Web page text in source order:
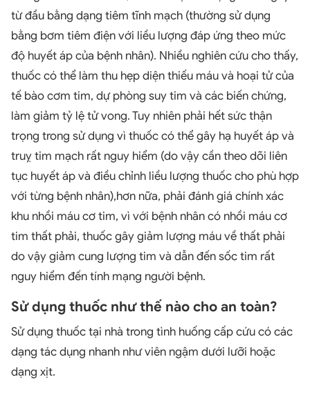
từ đầu bằng dạng tiêm tĩnh mạch (thường sử dụng
bằng bơm tiêm điện với liều lượng đáp ứng theo mức
độ huyết áp của bệnh nhân). Nhiều nghiên cứu cho thấy,
thuốc có thể làm thu hẹp diện thiếu máu và hoại tử của
tế bào cơm tim, dự phòng suy tim và các biến chứng,
làm giảm tỷ lệ tử vong. Tuy nhiên phải hết sức thận
trọng trong sử dụng vì thuốc có thể gây hạ huyết áp và
truỵ tim mạch rất nguy hiểm (do vậy cần theo dõi liên
tục huyết áp và điều chỉnh liều lượng thuốc cho phù hợp
với từng bệnh nhân),hơn nữa, phải đánh giá chính xác
khu nhồi máu cơ tim, vì với bệnh nhân có nhồi máu cơ
tim thất phải, thuốc gây giảm lượng máu về thất phải
do vậy giảm cung lượng tim và dẫn đến sốc tim rất
nguy hiểm đến tính mạng người bệnh.
Sử dụng thuốc như thế nào cho an toàn?
Sử dụng thuốc tại nhà trong tình huống cấp cứu có các
dạng tác dụng nhanh như viên ngậm dưới lưỡi hoặc
dạng xịt.